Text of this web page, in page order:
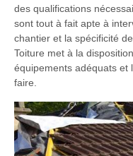
des qualifications
sont tout à fait apte à
chantier et la spécificité
Toiture met à la
équipements adéquats et
faire.